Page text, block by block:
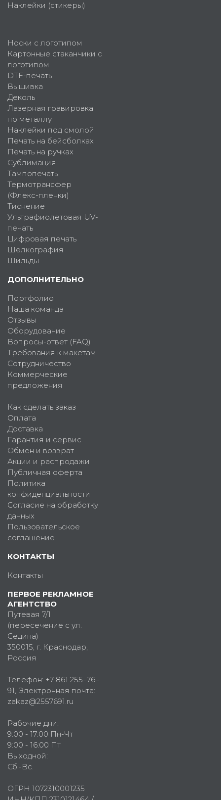
Наклейки (стикеры)
Носки с логотипом
Картонные стаканчики с
логотипом
DTF-печать
Вышивка
Деколь
Лазерная гравировка
по металлу
Наклейки под смолой
Печать на бейсболках
Печать на ручках
Сублимация
Тампопечать
Термотрансфер
(Флекс-пленки)
Тиснение
Ультрафиолетовая UV-
печать
Цифровая печать
Шелкография
Шильды
ДОПОЛНИТЕЛЬНО
Портфолио
Наша команда
Отзывы
Оборудование
Вопросы-ответ (FAQ)
Требования к макетам
Сотрудничество
Коммерческие
предложения
Как сделать заказ
Оплата
Доставка
Гарантия и сервис
Обмен и возврат
Акции и распродажи
Публичная оферта
Политика
конфиденциальности
Согласие на обработку
данных
Пользовательское
соглашение
КОНТАКТЫ
Контакты
ПЕРВОЕ РЕКЛАМНОЕ
АГЕНТСТВО
Путевая 7/1
(пересечение с ул.
Седина)
350015, г. Краснодар,
Россия
Телефон: +7 861 255–76–
91, Электронная почта:
zakaz@2557691.ru
Рабочие дни:
9:00 - 17:00 Пн-Чт
9:00 - 16:00 Пт
Выходной:
Сб.-Вс.
ОГРН 1072310001235